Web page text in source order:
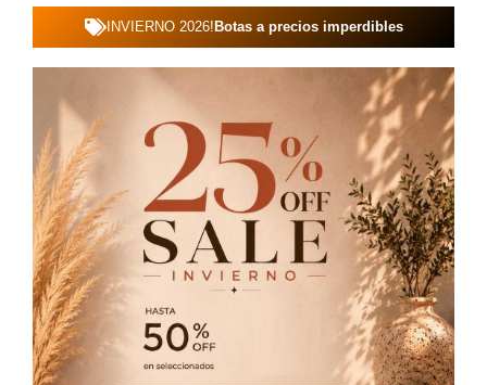
INVIERNO 2026! Botas a precios imperdibles